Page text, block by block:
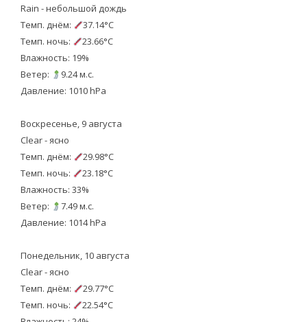
Rain - небольшой дождь
Темп. днём:
37.14°C
Темп. ночь:
23.66°C
Влажность: 19%
Ветер:
9.24 м.с.
Давление: 1010 hPa
Воскресенье, 9 августа
Clear - ясно
Темп. днём:
29.98°C
Темп. ночь:
23.18°C
Влажность: 33%
Ветер:
7.49 м.с.
Давление: 1014 hPa
Понедельник, 10 августа
Clear - ясно
Темп. днём:
29.77°C
Темп. ночь:
22.54°C